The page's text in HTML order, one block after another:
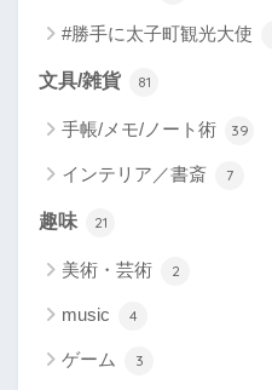
#勝手に太子町観光大使
文具/雑貨 81
手帳/メモ/ノート術 39
インテリア／書斎 7
趣味 21
美術・芸術 2
music 4
ゲーム 3